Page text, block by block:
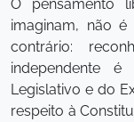
O pensamento
imaginam, não é
contrário:
independente
Legislativo e do
respeito à